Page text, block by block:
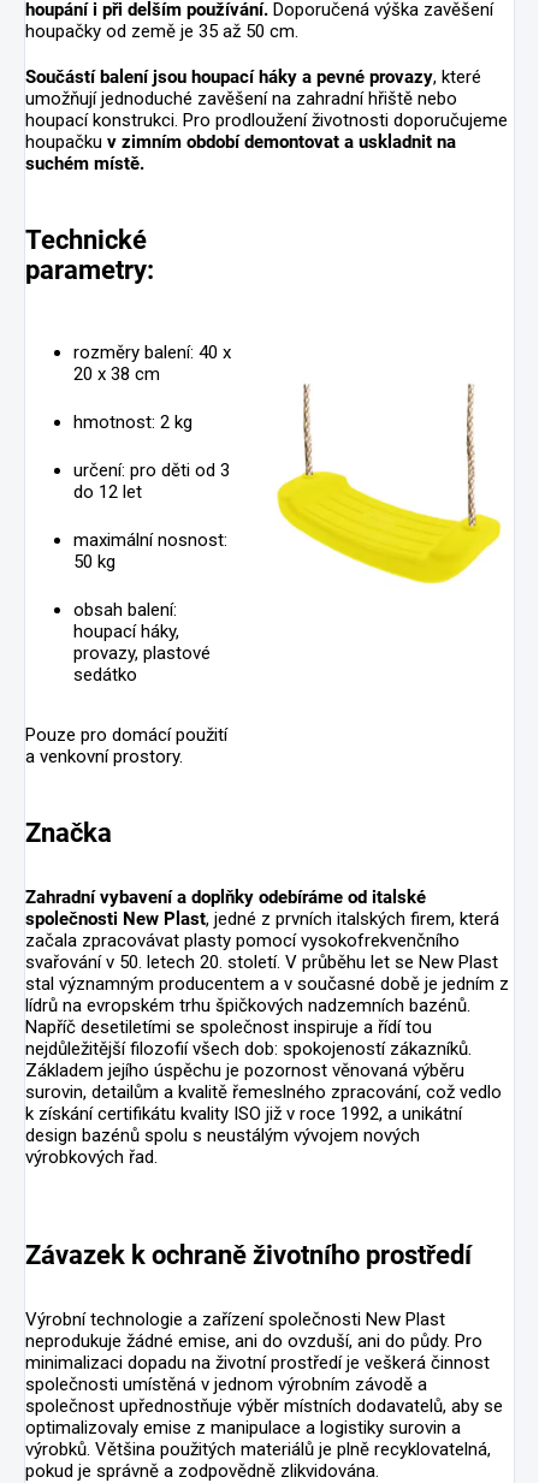
houpání i při delším používání. Doporučená výška zavěšení
houpačky od země je 35 až 50 cm.
Součástí balení jsou houpací háky a pevné provazy, které
umožňují jednoduché zavěšení na zahradní hřiště nebo
houpací konstrukci. Pro prodloužení životnosti doporučujeme
houpačku v zimním období demontovat a uskladnit na
suchém místě.
Technické
parametry:
rozměry balení: 40 x
20 x 38 cm
hmotnost: 2 kg
určení: pro děti od 3
do 12 let
maximální nosnost:
50 kg
obsah balení:
houpací háky,
provazy, plastové
sedátko
Pouze pro domácí použití
a venkovní prostory.
Značka
Zahradní vybavení a doplňky odebíráme od italské
společnosti New Plast, jedné z prvních italských firem, která
začala zpracovávat plasty pomocí vysokofrekvenčního
svařování v 50. letech 20. století. V průběhu let se New Plast
stal významným producentem a v současné době je jedním z
lídrů na evropském trhu špičkových nadzemních bazénů.
Napříč desetiletími se společnost inspiruje a řídí tou
nejdůležitější filozofií všech dob: spokojeností zákazníků.
Základem jejího úspěchu je pozornost věnovaná výběru
surovin, detailům a kvalitě řemeslného zpracování, což vedlo
k získání certifikátu kvality ISO již v roce 1992, a unikátní
design bazénů spolu s neustálým vývojem nových
výrobkových řad.
Závazek k ochraně životního prostředí
Výrobní technologie a zařízení společnosti New Plast
neprodukuje žádné emise, ani do ovzduší, ani do půdy. Pro
minimalizaci dopadu na životní prostředí je veškerá činnost
společnosti umístěná v jednom výrobním závodě a
společnost upřednostňuje výběr místních dodavatelů, aby se
optimalizovaly emise z manipulace a logistiky surovin a
výrobků. Většina použitých materiálů je plně recyklovatelná,
pokud je správně a zodpovědně zlikvidována.